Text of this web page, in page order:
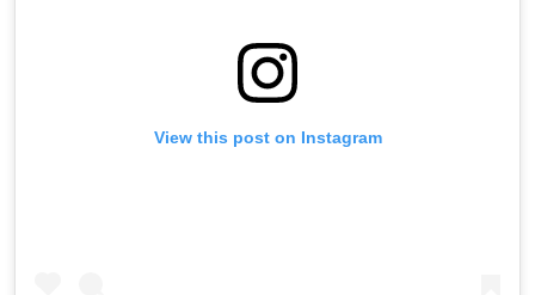
View this post on Instagram